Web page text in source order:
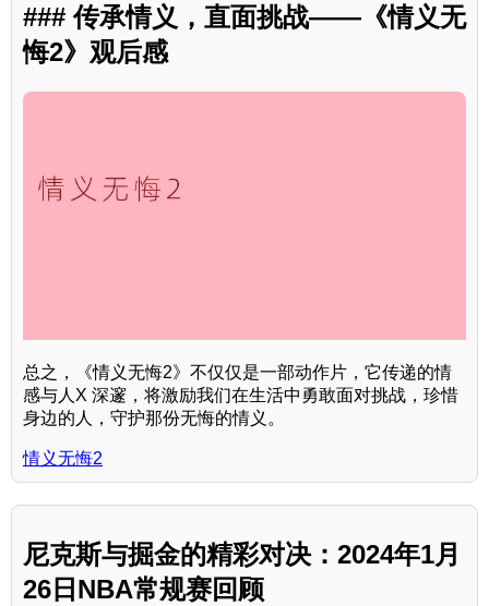
### 传承情义，直面挑战——《情义无
悔2》观后感
总之，《情义无悔2》不仅仅是一部动作片，它传递的情
感与人X 深邃，将激励我们在生活中勇敢面对挑战，珍惜
身边的人，守护那份无悔的情义。
情义无悔2
尼克斯与掘金的精彩对决：2024年1月
26日NBA常规赛回顾